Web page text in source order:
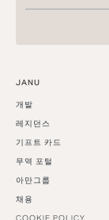
JANU
개발
레지던스
기프트 카드
무역 포털
아만그룹
채용
COOKIE POLICY